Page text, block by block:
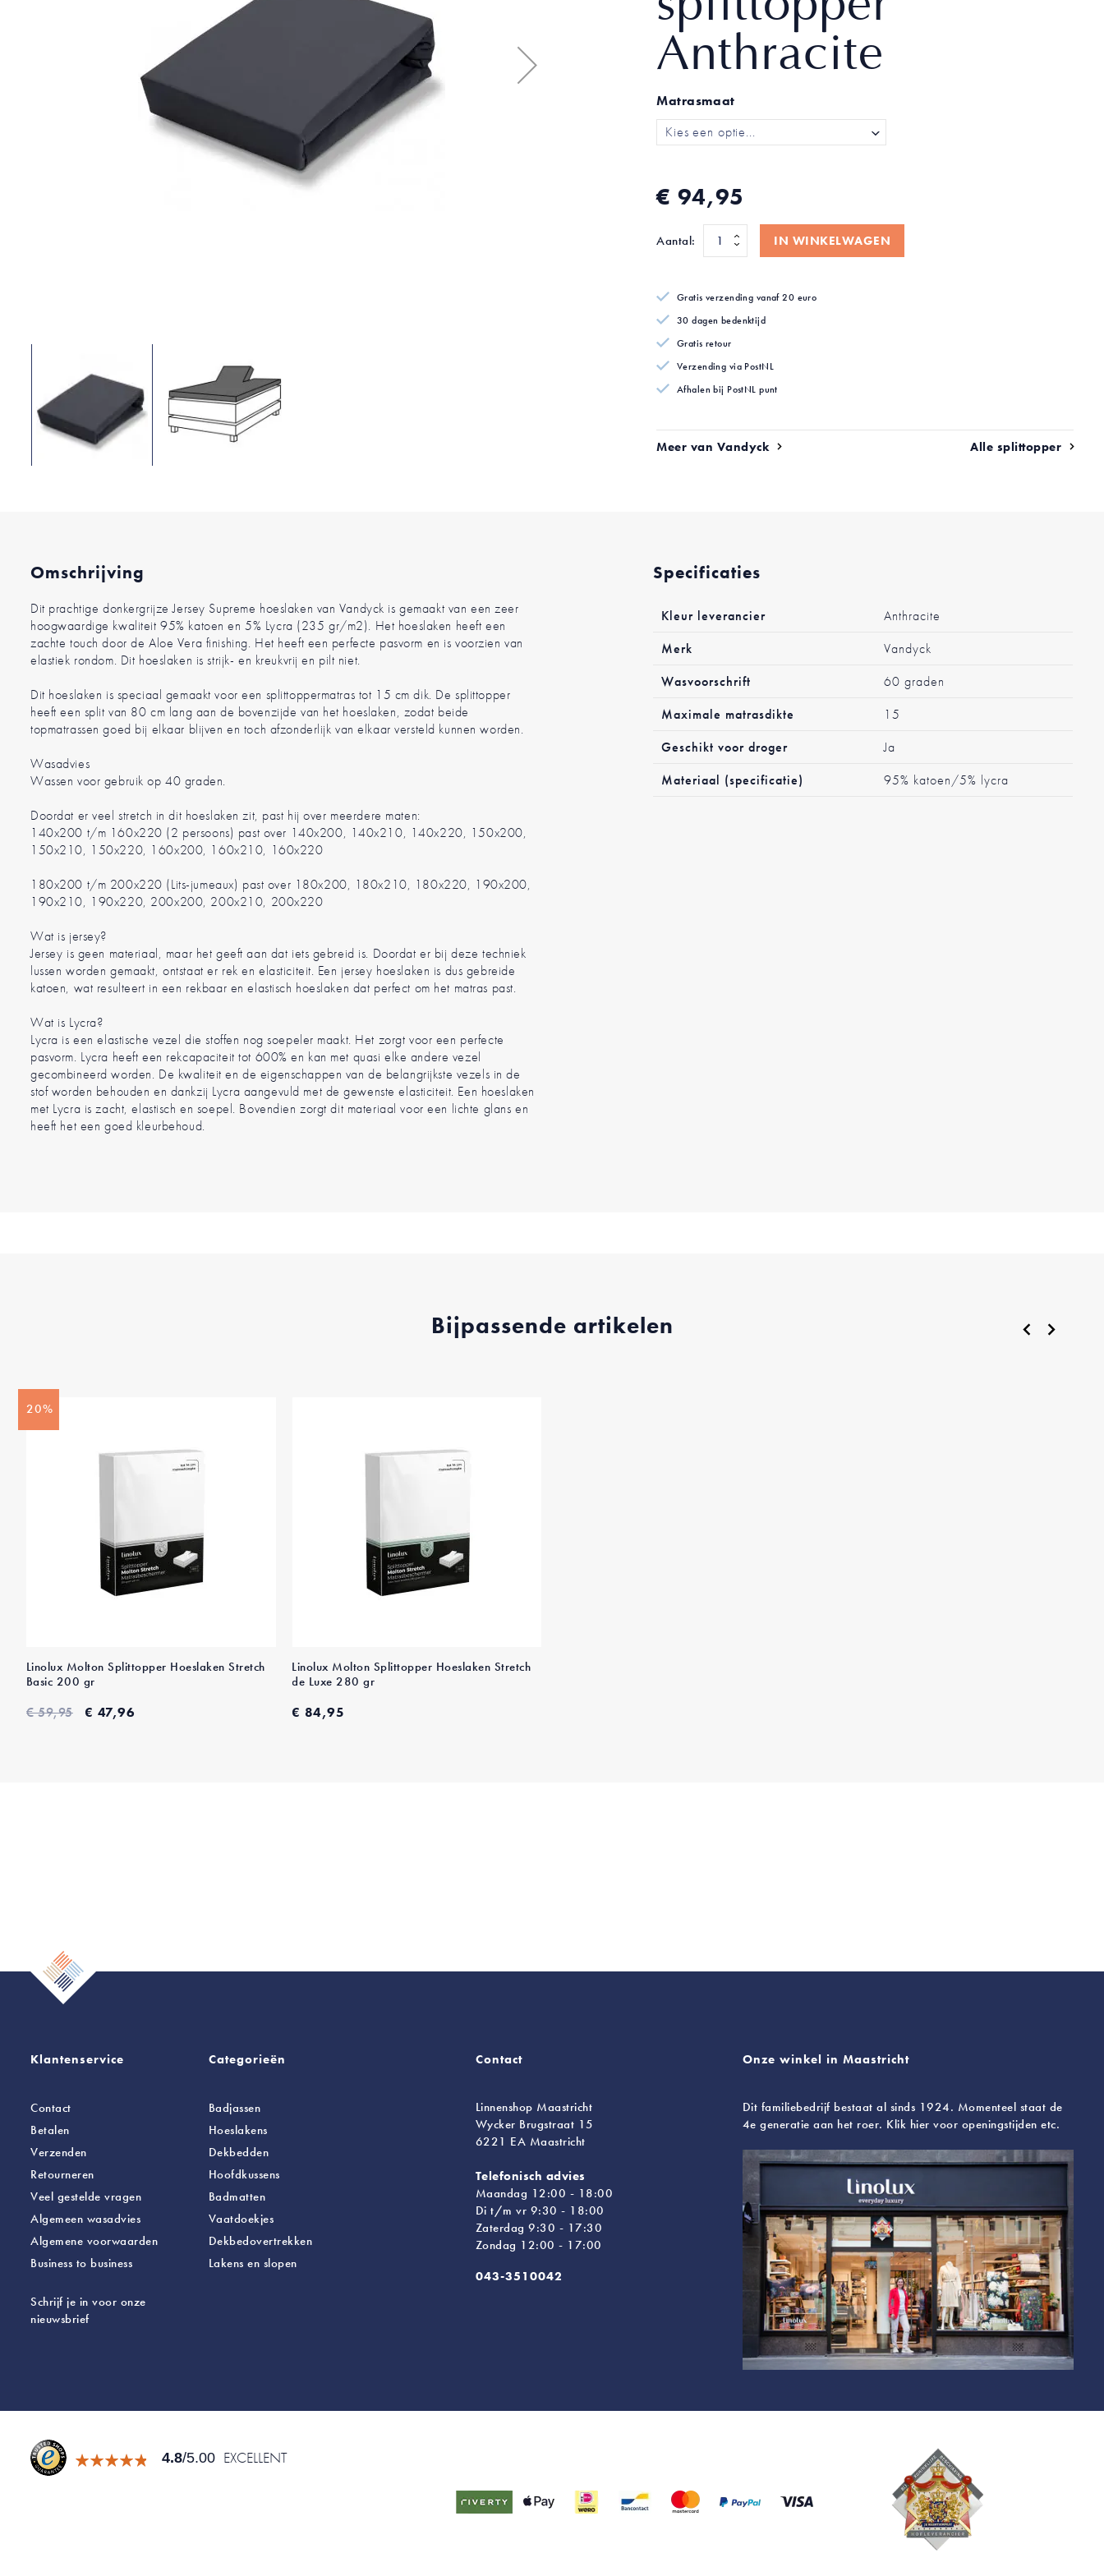
afbeeldingen-
Anthracite
Matrasmaat
€ 94,95
Aantal: IN WINKELWAGEN
Gratis verzending vanaf 20 euro
30 dagen bedenktijd
Gratis retour
Verzending via PostNL
Afhalen bij PostNL punt
Meer van Vandyck Alle splittopper
Omschrijving
Dit prachtige donkergrijze Jersey Supreme hoeslaken van Vandyck is gemaakt van een zeer
hoogwaardige kwaliteit 95% katoen en 5% Lycra (235 gr/m2). Het hoeslaken heeft een
zachte touch door de Aloe Vera finishing. Het heeft een perfecte pasvorm en is voorzien van
elastiek rondom. Dit hoeslaken is strijk- en kreukvrij en pilt niet.
Dit hoeslaken is speciaal gemaakt voor een splittoppermatras tot 15 cm dik. De splittopper
heeft een split van 80 cm lang aan de bovenzijde van het hoeslaken, zodat beide
topmatrassen goed bij elkaar blijven en toch afzonderlijk van elkaar versteld kunnen worden.
Wasadvies
Wassen voor gebruik op 40 graden.
Doordat er veel stretch in dit hoeslaken zit, past hij over meerdere maten:
140x200 t/m 160x220 (2 persoons) past over 140x200, 140x210, 140x220, 150x200,
150x210, 150x220, 160x200, 160x210, 160x220
180x200 t/m 200x220 (Lits-jumeaux) past over 180x200, 180x210, 180x220, 190x200,
190x210, 190x220, 200x200, 200x210, 200x220
Wat is jersey?
Jersey is geen materiaal, maar het geeft aan dat iets gebreid is. Doordat er bij deze techniek
lussen worden gemaakt, ontstaat er rek en elasticiteit. Een jersey hoeslaken is dus gebreide
katoen, wat resulteert in een rekbaar en elastisch hoeslaken dat perfect om het matras past.
Wat is Lycra?
Lycra is een elastische vezel die stoffen nog soepeler maakt. Het zorgt voor een perfecte
pasvorm. Lycra heeft een rekcapaciteit tot 600% en kan met quasi elke andere vezel
gecombineerd worden. De kwaliteit en de eigenschappen van de belangrijkste vezels in de
stof worden behouden en dankzij Lycra aangevuld met de gewenste elasticiteit. Een hoeslaken
met Lycra is zacht, elastisch en soepel. Bovendien zorgt dit materiaal voor een lichte glans en
heeft het een goed kleurbehoud.
Specificaties
Meer
informatie
Kleur leverancier
Anthracite
Merk
Vandyck
Wasvoorschrift
60 graden
Maximale matrasdikte
15
Geschikt voor droger
Ja
Materiaal (specificatie)
95% katoen/5% lycra
Bijpassende artikelen
20%
Linolux Molton Splittopper Hoeslaken Stretch
Basic 200 gr
€ 59,95 € 47,96
Linolux Molton Splittopper Hoeslaken Stretch
de Luxe 280 gr
€ 84,95
Klantenservice
Contact
Betalen
Verzenden
Retourneren
Veel gestelde vragen
Algemeen wasadvies
Algemene voorwaarden
Business to business
Schrijf je in voor onze
nieuwsbrief
Categorieën
Badjassen
Hoeslakens
Dekbedden
Hoofdkussens
Badmatten
Vaatdoekjes
Dekbedovertrekken
Lakens en slopen
Contact
Linnenshop Maastricht
Wycker Brugstraat 15
6221 EA Maastricht
Telefonisch advies
Maandag 12:00 - 18:00
Di t/m vr 9:30 - 18:00
Zaterdag 9:30 - 17:30
Zondag 12:00 - 17:00
043-3510042
Onze winkel in Maastricht
Dit familiebedrijf bestaat al sinds 1924. Momenteel staat de
4e generatie aan het roer. Klik hier voor openingstijden etc.
4.8/5.00 EXCELLENT